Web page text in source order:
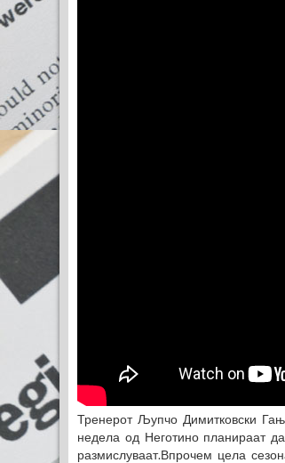
Тренерот Љупчо Димитковски
недела од Неготино планираат
размислуваат.Впрочем цела